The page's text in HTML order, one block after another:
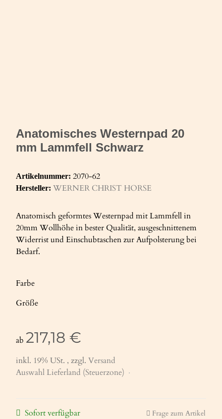
Anatomisches Westernpad 20
mm Lammfell Schwarz
Artikelnummer: 2070-62
Hersteller: WERNER CHRIST HORSE
Anatomisch geformtes Westernpad mit Lammfell in
20mm Wollhöhe in bester Qualität, ausgeschnittenem
Widerrist und Einschubtaschen zur Aufpolsterung bei
Bedarf.
Farbe
Größe
ab 217,18 €
inkl. 19% USt. , zzgl. Versand
Auswahl Lieferland (Steuerzone)
Sofort verfügbar Frage zum Artikel